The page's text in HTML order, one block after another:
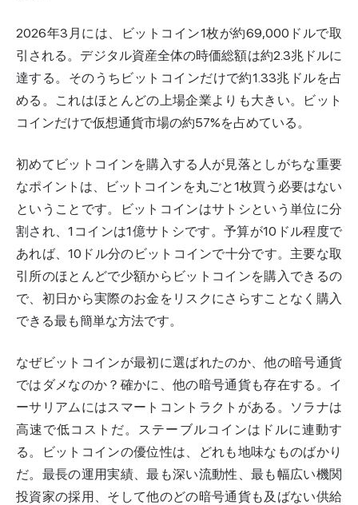
2026年3月には、ビットコイン1枚が約69,000ドルで取
引される。デジタル資産全体の時価総額は約2.3兆ドルに
達する。そのうちビットコインだけで約1.33兆ドルを占
める。これはほとんどの上場企業よりも大きい。ビット
コインだけで仮想通貨市場の約57%を占めている。
初めてビットコインを購入する人が見落としがちな重要
なポイントは、ビットコインを丸ごと1枚買う必要はない
ということです。ビットコインはサトシという単位に分
割され、1コインは1億サトシです。予算が10ドル程度で
あれば、10ドル分のビットコインで十分です。主要な取
引所のほとんどで少額からビットコインを購入できるの
で、初日から実際のお金をリスクにさらすことなく購入
できる最も簡単な方法です。
なぜビットコインが最初に選ばれたのか、他の暗号通貨
ではダメなのか？確かに、他の暗号通貨も存在する。イ
ーサリアムにはスマートコントラクトがある。ソラナは
高速で低コストだ。ステーブルコインはドルに連動す
る。ビットコインの優位性は、どれも地味なものばかり
だ。最長の運用実績、最も深い流動性、最も幅広い機関
投資家の採用、そして他のどの暗号通貨も及ばない供給